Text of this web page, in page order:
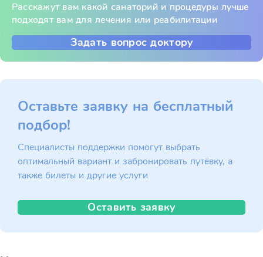
Расскажут вам какой санаторий и процедуры лучше
подходят вам для лечения или реабилитации
Задать вопрос доктору
Оставьте заявку на бесплатный
подбор!
Специалисты поддержки помогут выбрать
оптимальный вариант и забронировать путёвку, а
также билеты и другие услуги
Оставить заявку